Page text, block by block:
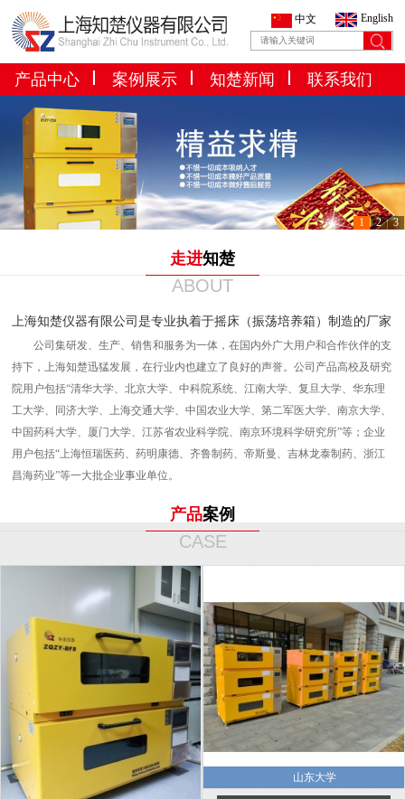
English
中文
产品中心 案例展示 知楚新闻 联系我们
1 2 3
走进知楚
ABOUT
上海知楚仪器有限公司是专业执着于摇床（振荡培养箱）制造的厂家
公司集研发、生产、销售和服务为一体，在国内外广大用户和合作伙伴的支
持下，上海知楚迅猛发展，在行业内也建立了良好的声誉。公司产品高校及研究
院用户包括“清华大学、北京大学、中科院系统、江南大学、复旦大学、华东理
工大学、同济大学、上海交通大学、中国农业大学、第二军医大学、南京大学、
中国药科大学、厦门大学、江苏省农业科学院、南京环境科学研究所”等；企业
用户包括“上海恒瑞医药、药明康德、齐鲁制药、帝斯曼、吉林龙泰制药、浙江
昌海药业”等一大批企业事业单位。
产品案例
CASE
山东大学